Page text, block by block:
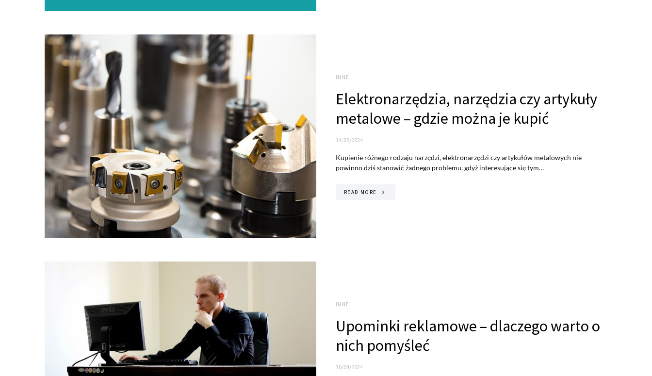
INNE
Elektronarzędzia, narzędzia czy artykuły
metalowe – gdzie można je kupić
14/05/2024
Kupienie różnego rodzaju narzędzi, elektronarzędzi czy artykułów metalowych nie
powinno dziś stanowić żadnego problemu, gdyż interesujące się tym…
READ MORE
INNE
Upominki reklamowe – dlaczego warto o
nich pomyśleć
30/04/2024